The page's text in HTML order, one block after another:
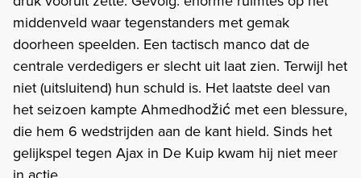
middenveld waar tegenstanders met gemak
doorheen speelden. Een tactisch manco dat de
centrale verdedigers er slecht uit laat zien. Terwijl het
niet (uitsluitend) hun schuld is. Het laatste deel van
het seizoen kampte Ahmedhodžić met een blessure,
die hem 6 wedstrijden aan de kant hield. Sinds het
gelijkspel tegen Ajax in De Kuip kwam hij niet meer